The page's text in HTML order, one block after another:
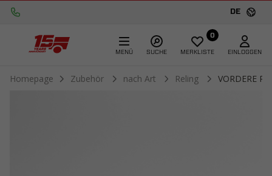
DE
MENÜ SUCHE
0
MERKLISTE EINLOGGEN
Homepage Zubehör nach Art Reling VORDERE